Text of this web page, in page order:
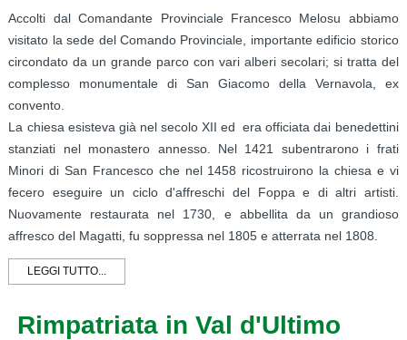
Accolti dal Comandante Provinciale Francesco Melosu abbiamo
visitato la sede del Comando Provinciale, importante edificio storico
circondato da un grande parco con vari alberi secolari; si tratta del
complesso monumentale di San Giacomo della Vernavola, ex
convento.
La chiesa esisteva già nel secolo XII ed era officiata dai benedettini
stanziati nel monastero annesso. Nel 1421 subentrarono i frati
Minori di San Francesco che nel 1458 ricostruirono la chiesa e vi
fecero eseguire un ciclo d'affreschi del Foppa e di altri artisti.
Nuovamente restaurata nel 1730, e abbellita da un grandioso
affresco del Magatti, fu soppressa nel 1805 e atterrata nel 1808.
LEGGI TUTTO...
Rimpatriata in Val d'Ultimo